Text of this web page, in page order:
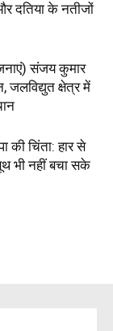
दतिया के नतीजों
संजय कुमार
जलविद्युत क्षेत्र में
की चिंता: हार से
भी नहीं बचा सके